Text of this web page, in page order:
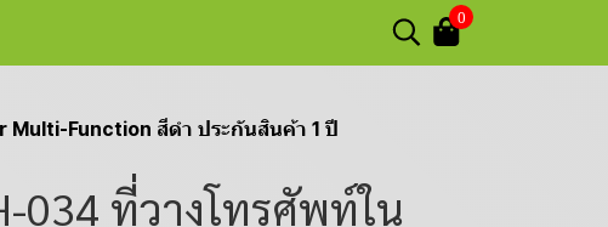
0
Function สีดำ ประกันสินค้า 1 ปี
034 ที่วางโทรศัพท์ใน